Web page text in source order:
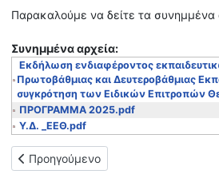
Παρακαλούμε να δείτε τα συνημμένα
Συνημμένα αρχεία:
Εκδήλωση ενδιαφέροντος
Πρωτοβάθμιας και Δευτεροβάθμιας
συγκρότηση των Ειδικών Επιτροπών
ΠΡΟΓΡΑΜΜΑ 2025.pdf
Υ.Δ. _ΕΕΘ.pdf
Προηγούμενο άρθρο: ΠΡΟΣΚΛΗΣΗ
Προηγούμενο